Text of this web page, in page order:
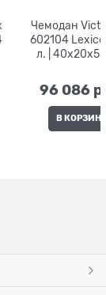
Чемодан
602104
л. |
96 086
В КОРЗИНУ